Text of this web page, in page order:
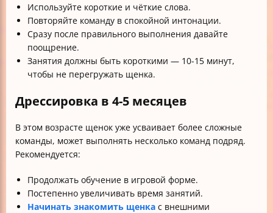
Используйте короткие и чёткие слова.
Повторяйте команду в спокойной интонации.
Сразу после правильного выполнения давайте
поощрение.
Занятия должны быть короткими — 10-15 минут,
чтобы не перегружать щенка.
Дрессировка в 4-5 месяцев
В этом возрасте щенок уже усваивает более сложные
команды, может выполнять несколько команд подряд.
Рекомендуется:
Продолжать обучение в игровой форме.
Постепенно увеличивать время занятий.
Начинать знакомить щенка с внешними